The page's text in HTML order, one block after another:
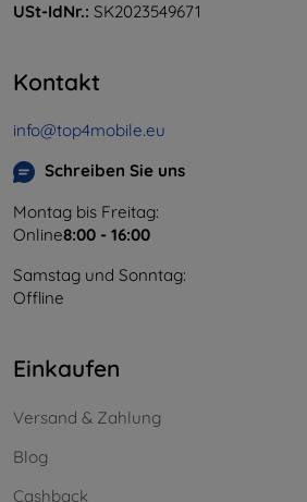
USt-IdNr.: SK2023549671
Kontakt
info@top4mobile.eu
Schreiben Sie uns
Montag bis Freitag:
Online8:00 - 16:00
Samstag und Sonntag:
Offline
Einkaufen
Versand & Zahlung
Blog
Cashback